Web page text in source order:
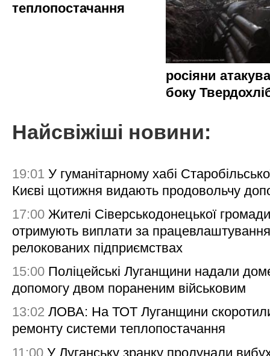
теплопостачання
росіяни
боку
Найсвіжіші новини:
19:01 У гуманітарному хабі
Києві щотижня видають продовольчу
17:00 Жителі Сіверськодонецької
отримують виплати за
релокованих підприємствах
15:00 Поліцейські Луганщини надали
допомогу двом пораненим військовим
13:02 ЛОВА: На ТОТ Луганщини
ремонту системи теплопостачання
11:00 У Луганську зранку пролунали